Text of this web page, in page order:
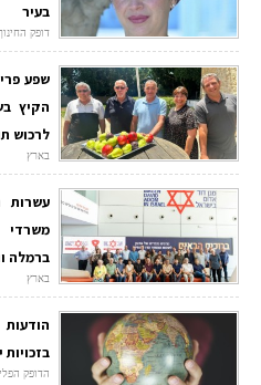
בעיר
דופק
שפע
הקיץ
לרכוש
בארץ
עשרות
ברמלה
בארץ
הדופק